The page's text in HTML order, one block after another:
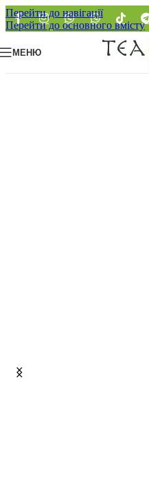
Перейти до навігації
Перейти до основного вмісту
МЕНЮ